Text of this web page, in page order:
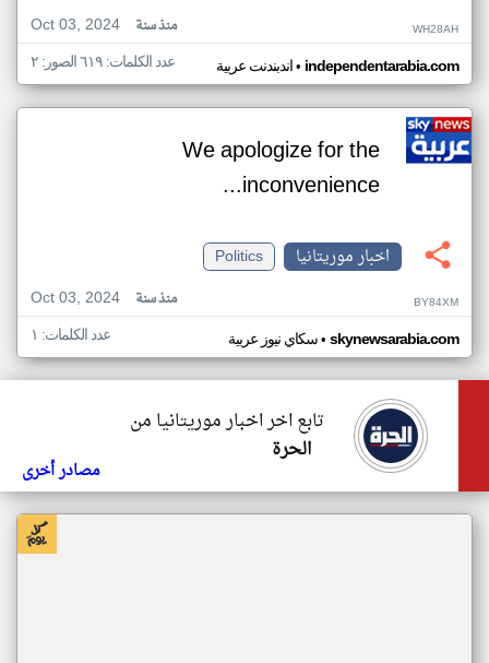
Oct 03, 2024
منذ سنة WH28AH
اندبندنت عربية• independentarabia.com عدد الكلمات: ٦١٩ الصور: ٢
We apologize for the
inconvenience...
اخبار موريتانيا
Politics
Oct 03, 2024
منذ سنة BY84XM
سكاي نيوز عربية• skynewsarabia.com عدد الكلمات: ١
تابع اخر اخبار موريتانيا من
الحرة
مصادر أخرى